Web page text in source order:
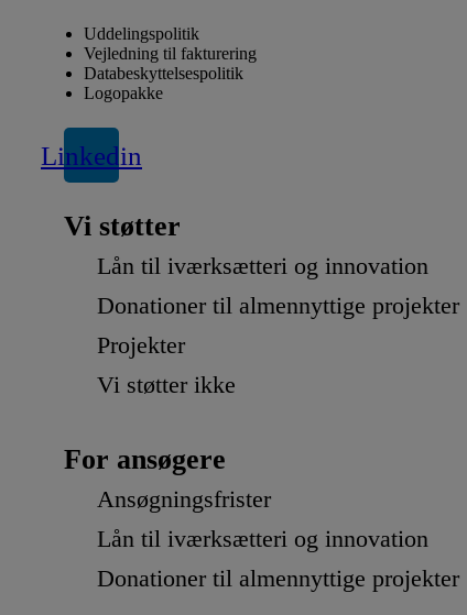
Uddelingspolitik
Vejledning til fakturering
Databeskyttelsespolitik
Logopakke
Linkedin
Vi støtter
Lån til iværksætteri og innovation
Donationer til almennyttige projekter
Projekter
Vi støtter ikke
For ansøgere
Ansøgningsfrister
Lån til iværksætteri og innovation
Donationer til almennyttige projekter